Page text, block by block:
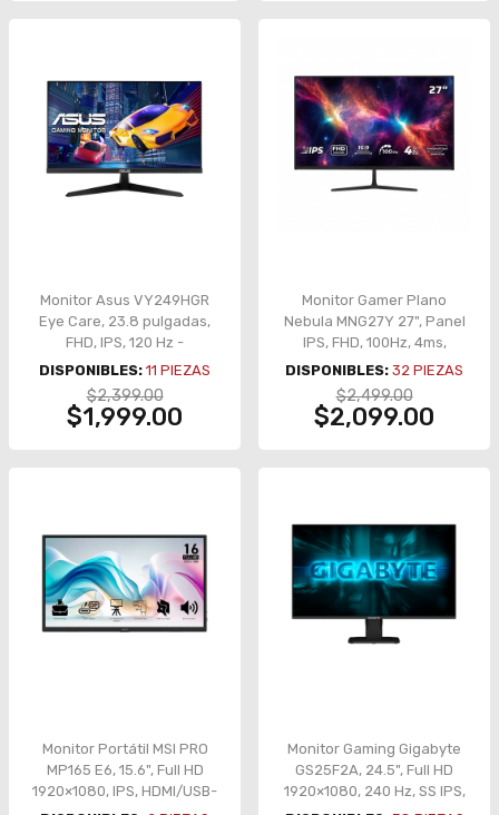
Monitor Asus VY249HGR
Eye Care, 23.8 pulgadas,
FHD, IPS, 120 Hz -
VY249HGR
DISPONIBLES: 11 PIEZAS
$2,399.00
$1,999.00
Monitor Gamer Plano
Nebula MNG27Y 27", Panel
IPS, FHD, 100Hz, 4ms,
FreeSync y G-Sync, Flicker-
Free, HDMI 1.4, DisplayPort
1.2, Color Negro - BR-
943024
DISPONIBLES: 32 PIEZAS
$2,499.00
$2,099.00
Monitor Portátil MSI PRO
MP165 E6, 15.6", Full HD
1920×1080, IPS, HDMI/USB-
Monitor Gaming Gigabyte
GS25F2A, 24.5", Full HD
1920×1080, 240 Hz, SS IPS,